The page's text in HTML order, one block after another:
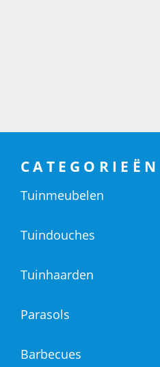
CATEGORIEËN
Tuinmeubelen
Tuindouches
Tuinhaarden
Parasols
Barbecues